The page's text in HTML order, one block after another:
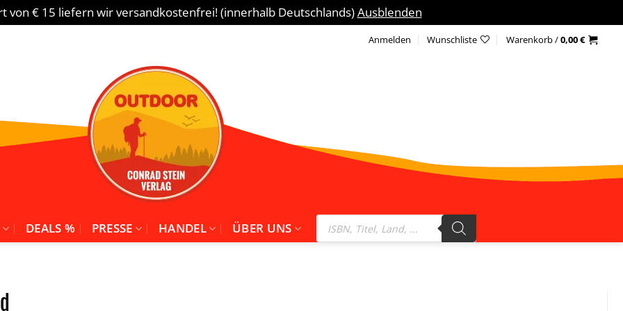
von € 15 liefern wir versandkostenfrei! (innerhalb Deutschlands)Ausblenden
Anmelden Wunschliste Warenkorb /0,00€
DEALS % PRESSE HANDEL ÜBER UNS
Products
search